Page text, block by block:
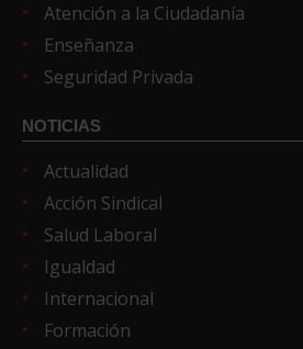
Atención a la Ciudadanía
Enseñanza
Seguridad Privada
NOTICIAS
Actualidad
Acción Sindical
Salud Laboral
Igualdad
Internacional
Formación